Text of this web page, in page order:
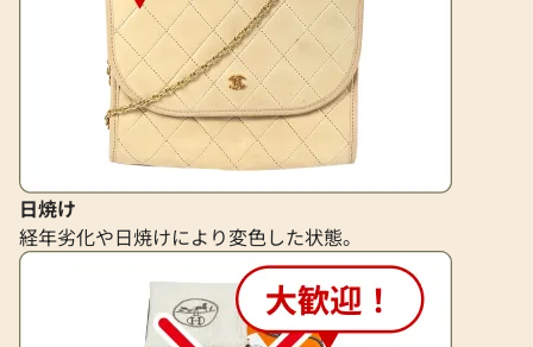
日焼け
経年劣化や日焼けにより変色した状態。